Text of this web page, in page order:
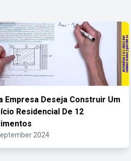
Empresa Deseja Construir Um
Residencial De 12
2024